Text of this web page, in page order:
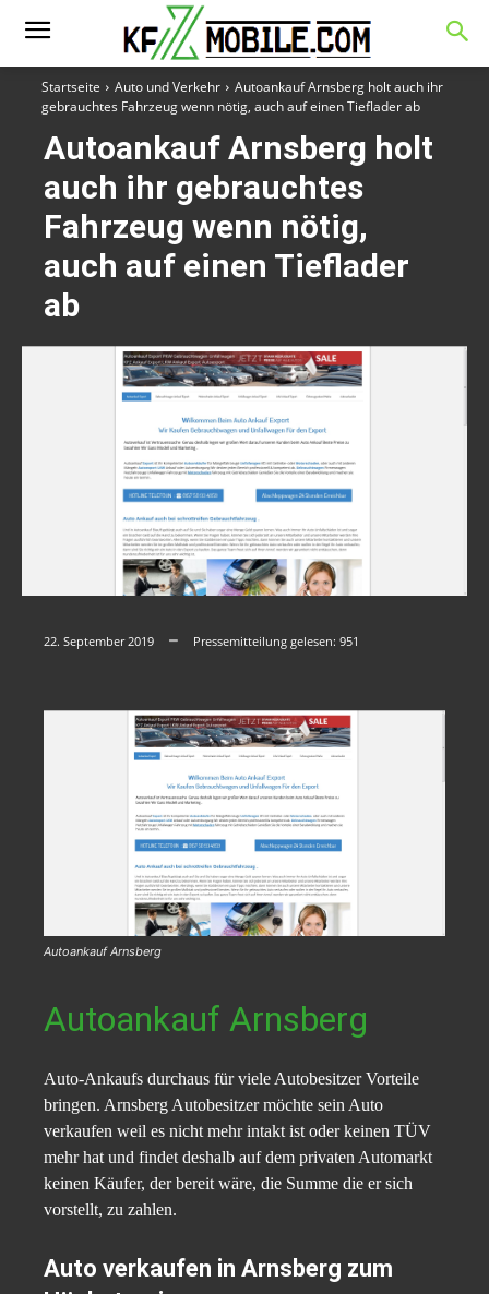
Startseite Auto und Verkehr
Autoankauf Arnsberg holt auch ihr
gebrauchtes Fahrzeug wenn nötig, auch auf einen Tieflader ab
Autoankauf Arnsberg holt
auch ihr gebrauchtes
Fahrzeug wenn nötig,
auch auf einen Tieflader
ab
22. September 2019 Pressemitteilung gelesen: 951
Autoankauf Arnsberg
Autoankauf Arnsberg
Auto-Ankaufs durchaus für viele Autobesitzer Vorteile
bringen. Arnsberg Autobesitzer möchte sein Auto
verkaufen weil es nicht mehr intakt ist oder keinen TÜV
mehr hat und findet deshalb auf dem privaten Automarkt
keinen Käufer, der bereit wäre, die Summe die er sich
vorstellt, zu zahlen.
Auto verkaufen in Arnsberg zum